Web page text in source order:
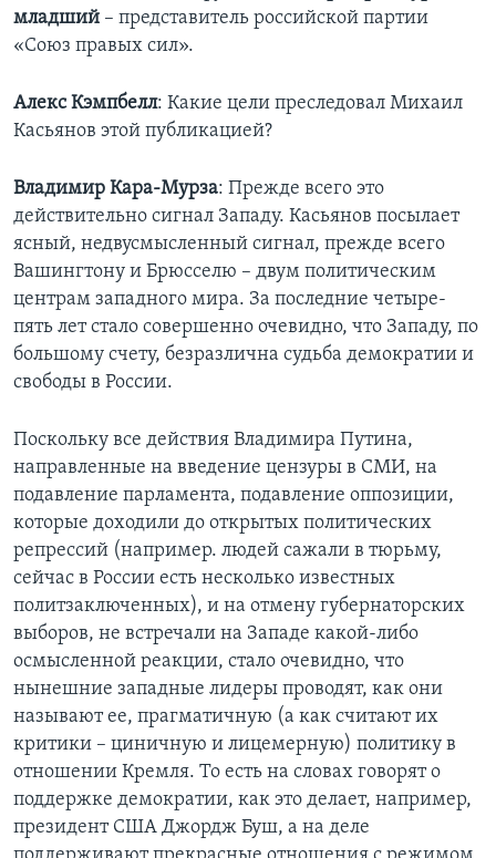
СОЦИАЛЬНЫЕ СЕТИ
младший – представитель российской партии
«Союз правых сил».
Алекс Кэмпбелл: Какие цели преследовал Михаил
Касьянов этой публикацией?
Владимир Кара-Мурза: Прежде всего это
действительно сигнал Западу. Касьянов посылает
ясный, недвусмысленный сигнал, прежде всего
Вашингтону и Брюсселю – двум политическим
центрам западного мира. За последние четыре-
пять лет стало совершенно очевидно, что Западу, по
большому счету, безразлична судьба демократии и
свободы в России.
Поскольку все действия Владимира Путина,
направленные на введение цензуры в СМИ, на
подавление парламента, подавление оппозиции,
которые доходили до открытых политических
репрессий (например. людей сажали в тюрьму,
сейчас в России есть несколько известных
политзаключенных), и на отмену губернаторских
выборов, не встречали на Западе какой-либо
осмысленной реакции, стало очевидно, что
нынешние западные лидеры проводят, как они
называют ее, прагматичную (а как считают их
критики – циничную и лицемерную) политику в
отношении Кремля. То есть на словах говорят о
поддержке демократии, как это делает, например,
президент США Джордж Буш, а на деле